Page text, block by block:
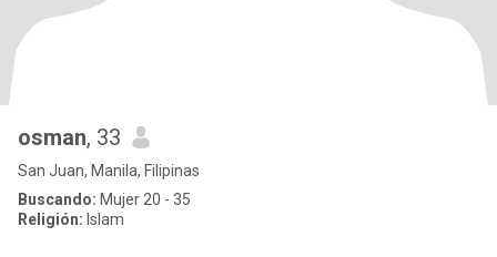
osman, 33
San Juan, Manila, Filipinas
Buscando: Mujer 20 - 35
Religión: Islam